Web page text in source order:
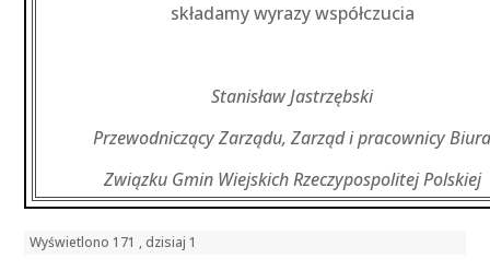
składamy wyrazy współczucia
Stanisław Jastrzębski
Przewodniczący Zarządu, Zarząd i pracownicy
Związku Gmin Wiejskich Rzeczypospolitej Polskiej
Wyświetlono 171 , dzisiaj 1